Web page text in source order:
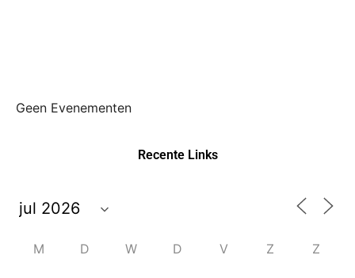
Geen Evenementen
Recente Links
M D W D V Z Z